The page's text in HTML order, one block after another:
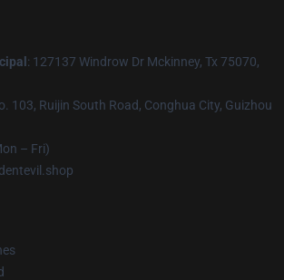
: 127137 Windrow Dr Mckinney, Tx 75070,
103, Ruijin South Road, Conghua City, Guizhou
– Fri)